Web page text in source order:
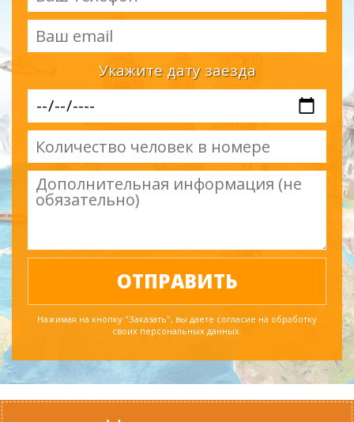
Укажите дату заезда
Нажимая на кнопку "Заказать", вы даете согласие на обработку
своих персональных данных.